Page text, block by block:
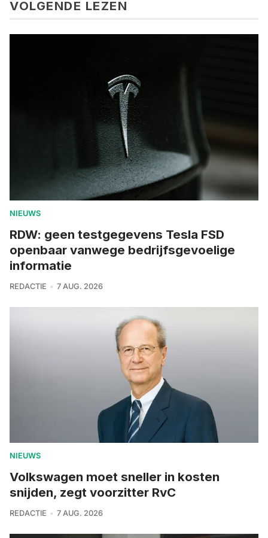
VOLGENDE LEZEN
NIEUWS
RDW: geen testgegevens Tesla FSD
openbaar vanwege bedrijfsgevoelige
informatie
REDACTIE 7 AUG. 2026
NIEUWS
Volkswagen moet sneller in kosten
snijden, zegt voorzitter RvC
REDACTIE 7 AUG. 2026